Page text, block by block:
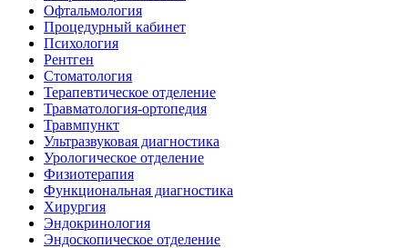
Офтальмология
Процедурный кабинет
Психология
Рентген
Стоматология
Терапевтическое отделение
Травматология-ортопедия
Травмпункт
Ультразвуковая диагностика
Урологическое отделение
Физиотерапия
Функциональная диагностика
Хирургия
Эндокринология
Эндоскопическое отделение